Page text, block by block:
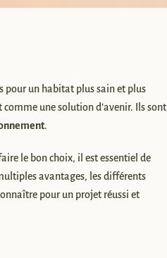
pour un habitat plus sain et plus
comme une solution d’avenir. Ils sont
.
le bon choix, il est essentiel de
avantages, les différents
pour un projet réussi et